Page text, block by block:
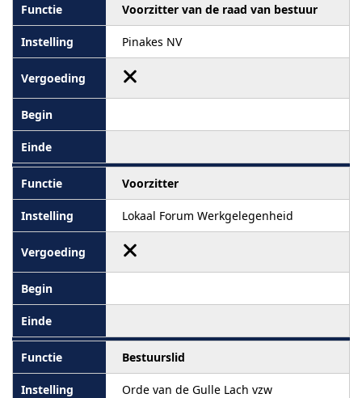
Voorzitter van de raad van bestuur
Pinakes NV
Voorzitter
Lokaal Forum Werkgelegenheid
Bestuurslid
Orde van de Gulle Lach vzw